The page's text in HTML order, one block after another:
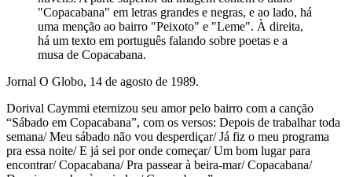
"Copacabana" em letras grandes e negras, e ao lado, há
uma menção ao bairro "Peixoto" e "Leme". À direita,
há um texto em português falando sobre poetas e a
musa de Copacabana.
Jornal O Globo, 14 de agosto de 1989.
Dorival Caymmi eternizou seu amor pelo bairro com a canção
“Sábado em Copacabana”, com os versos: Depois de trabalhar toda
semana/ Meu sábado não vou desperdiçar/ Já fiz o meu programa
pra essa noite/ E já sei por onde começar/ Um bom lugar para
encontrar/ Copacabana/ Pra passear à beira-mar/ Copacabana/